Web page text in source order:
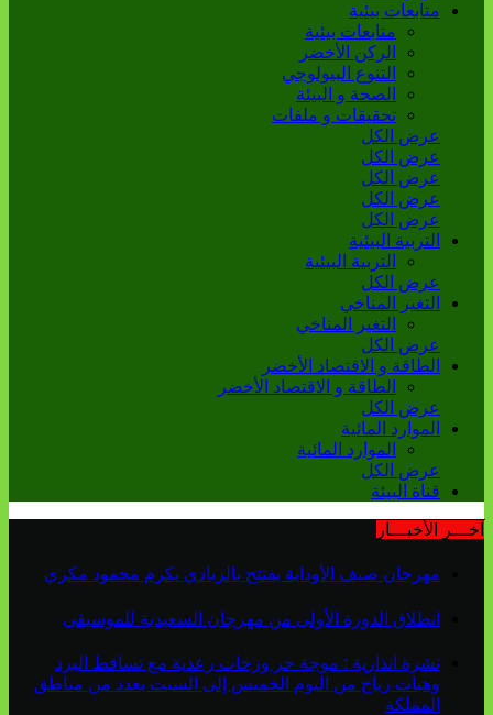
متابعات بيئية
متابعات بيئية
الركن الأخضر
التنوع البيولوجي
الصحة و البيئة
تحقيقات و ملفات
عرض الكل
عرض الكل
عرض الكل
عرض الكل
عرض الكل
التربية البيئية
التربية البيئية
عرض الكل
التغير المناخي
التغير المناخي
عرض الكل
الطاقة و الاقتصاد الأخضر
الطاقة و الاقتصاد الأخضر
عرض الكل
الموارد المائية
الموارد المائية
عرض الكل
قناة البيئة
آخـــر الأخبـــار
مهرجان صيف الأوداية يفتتح بالزبادي يكرم محمود مكري
انطلاق الدورة الأولى من مهرجان السعيدية للموسيقى
نشرة انذارية : موجة حر وزخات رعدية مع تساقط البرد
وهبات رياح من اليوم الخميس إلى السبت بعدد من مناطق
المملكة